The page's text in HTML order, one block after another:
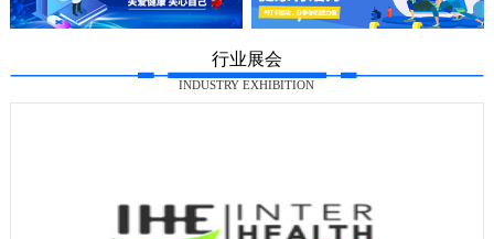
行业展会
INDUSTRY EXHIBITION